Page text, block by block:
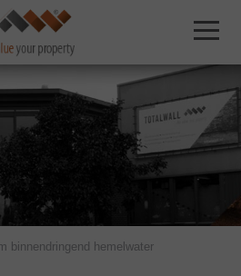
binnendringend hemelwater